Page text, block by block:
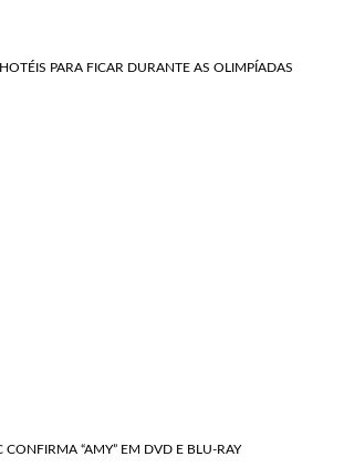
PARA FICAR DURANTE AS OLIMPÍADAS
CONFIRMA “AMY” EM DVD E BLU-RAY